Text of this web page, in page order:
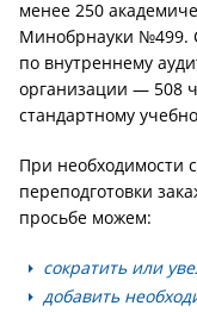
менее 250
Минобрнауки №499.
по внутреннему
организации — 508
стандартному
При необходимости
переподготовки
просьбе можем:
сократить или
добавить